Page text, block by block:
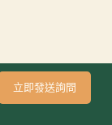
立即發送詢問